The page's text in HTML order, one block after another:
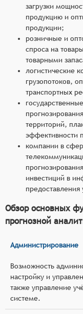
загрузки
продукцию и
продукции;
розничные и
спроса на
товарными
логистические
грузопотоков,
транспортных
территорий,
эффективности
компании в
инвестиций в
предоставления
Обзор основных
прогнозной
Администрирование
Возможность
настройку и
также управление
системе.